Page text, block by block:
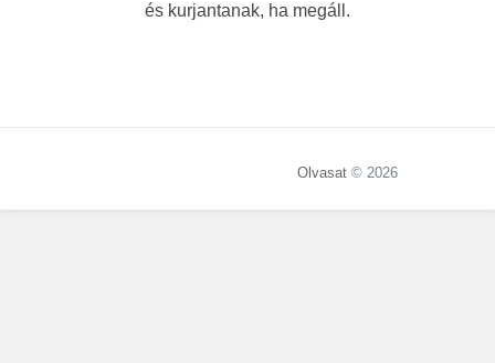
és kurjantanak, ha megáll.
Olvasat © 2026